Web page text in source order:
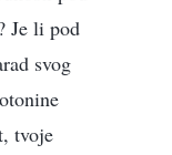
Je li pod
svog
tvoje